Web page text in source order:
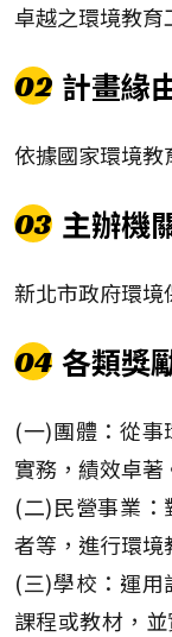
卓越之環境教育
02 計畫緣
依據國家環境教
03 主辦機
新北市政府環境
04 各類獎
(一)團體：從
實務，績效卓著
(二)民營事業
者等，進行環境
(三)學校：運
課程或教材，